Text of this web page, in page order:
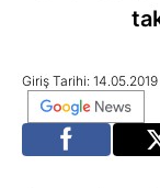
Giriş Tarihi: 14.05.2019